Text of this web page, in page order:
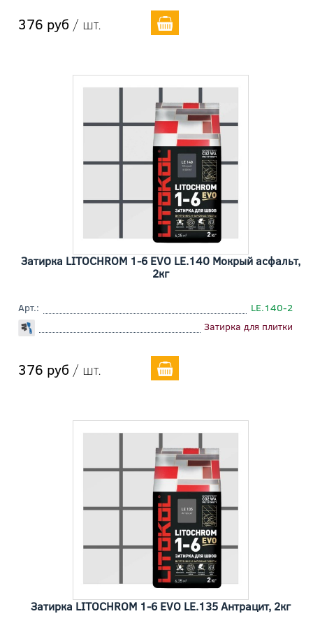
376 руб / шт.
Затирка LITOCHROM 1-6 EVO LE.140 Мокрый асфальт,
2кг
Арт.:
LE.140-2
Затирка для плитки
376 руб / шт.
Затирка LITOCHROM 1-6 EVO LE.135 Антрацит, 2кг